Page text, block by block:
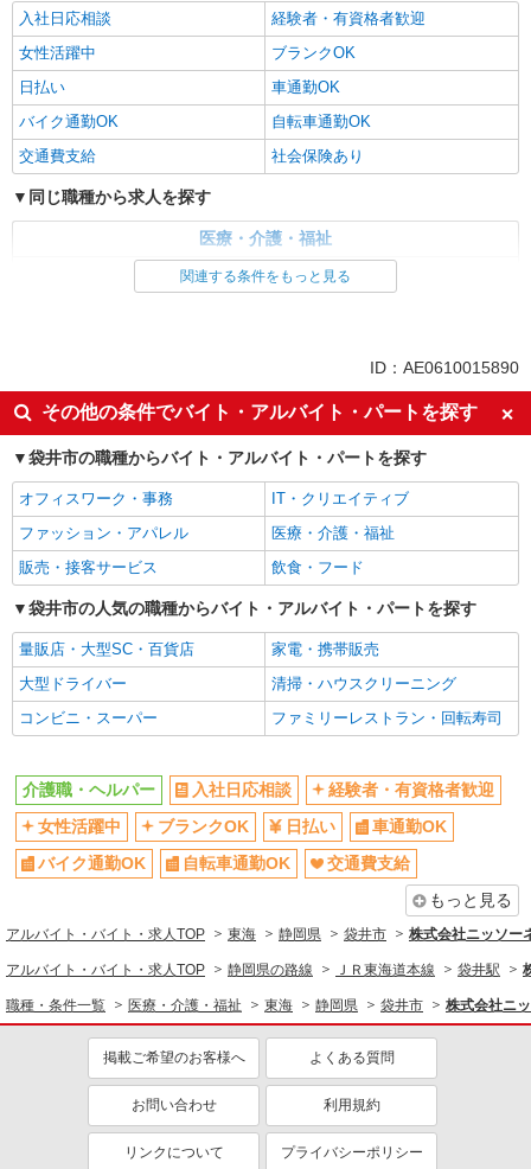
時給1,400円〜1,600円（経験・能力による）
交通費規定支給（上限あり） 1日の交通費上限＝
79円×所定労働時間 月末締/翌15日払
静岡県袋井市可睡の杜
詳細を見る
入社日応相談
経験者・有資格者歓迎
女性活躍中
ブランクOK
日払い
車通勤OK
バイク通勤OK
自転車通勤OK
交通費支給
社会保険あり
同じ職種から求人を探す
医療・介護・福祉
交通費支給
社会保険あり
関連する条件をもっと見る
ID：AE0610015890
その他の条件でバイト・アルバイト・パートを探す
袋井市の職種からバイト・アルバイト・パートを探す
オフィスワーク・事務
IT・クリエイティブ
ファッション・アパレル
医療・介護・福祉
販売・接客サービス
飲食・フード
袋井市の人気の職種からバイト・アルバイト・パートを探す
量販店・大型SC・百貨店
家電・携帯販売
大型ドライバー
清掃・ハウスクリーニング
コンビニ・スーパー
ファミリーレストラン・回転寿司
介護職・ヘルパー 入社日応相談
経験者・有資格者歓迎
女性活躍中
ブランクOK 日払い
車通勤OK
バイク通勤OK
自転車通勤OK
交通費支給
もっと見る
アルバイト・バイト・求人TOP 東海 静岡県 袋井市 株式会社ニッソー
アルバイト・バイト・求人TOP 静岡県の路線 ＪＲ東海道本線 袋井駅
職種・条件一覧 医療・介護・福祉 東海 静岡県 袋井市 株式会社ニ
掲載ご希望のお客様へ よくある質問
お問い合わせ 利用規約
リンクについて プライバシーポリシー